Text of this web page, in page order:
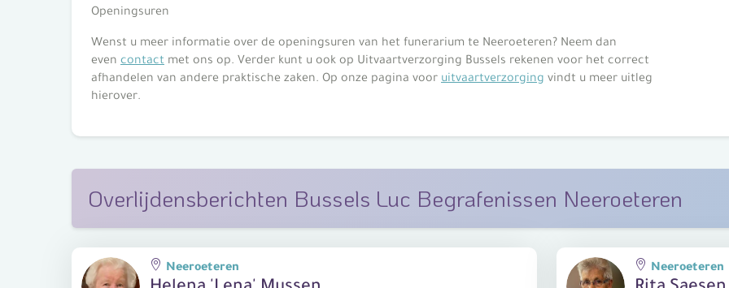
Openingsuren
Wenst u meer informatie over de openingsuren van het funerarium te Neeroeteren? Neem dan
even contact met ons op. Verder kunt u ook op Uitvaartverzorging Bussels rekenen voor het correct
afhandelen van andere praktische zaken. Op onze pagina voor uitvaartverzorging vindt u meer uitleg
hierover.
Overlijdensberichten Bussels Luc Begrafenissen Neeroeteren
Neeroeteren Neeroeteren